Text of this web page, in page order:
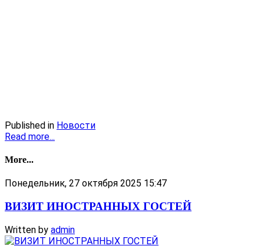
Published in Новости
Read more...
More...
Понедельник, 27 октября 2025 15:47
ВИЗИТ ИНОСТРАННЫХ ГОСТЕЙ
Written by admin